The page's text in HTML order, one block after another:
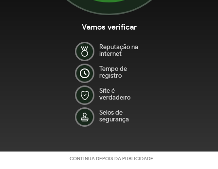
Vamos verificar
Reputação na
internet
Tempo de
registro
Site é
verdadeiro
Selos de
segurança
CONTINUA DEPOIS DA PUBLICIDADE